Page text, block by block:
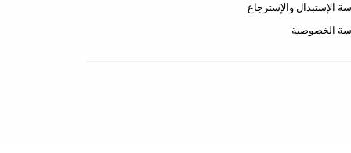
الإستبدال والإسترجاع
الخصوصية